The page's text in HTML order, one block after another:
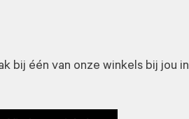
bij één van onze winkels bij jou in